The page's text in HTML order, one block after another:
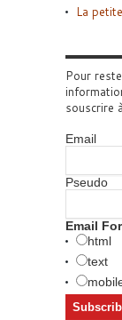
La
Pour
souscrire
Email
Pseudo
Email
html
text